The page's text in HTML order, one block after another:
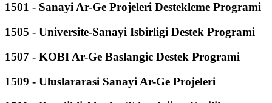
1501 - Sanayi Ar-Ge Projeleri Destekleme Programi
1505 - Universite-Sanayi Isbirligi Destek Programi
1507 - KOBI Ar-Ge Baslangic Destek Programi
1509 - Uluslararasi Sanayi Ar-Ge Projeleri